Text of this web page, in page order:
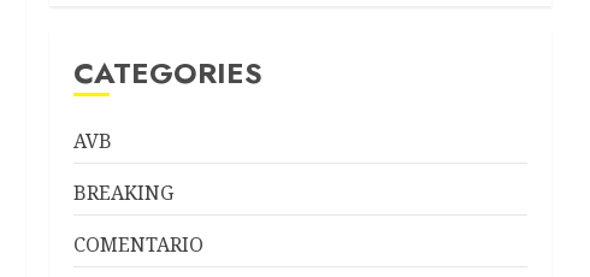
CATEGORIES
AVB
BREAKING
COMENTARIO